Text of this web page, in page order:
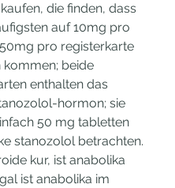
die finden, dass
auf 10mg pro
pro registerkarte
kommen; beide
enthalten das
hormon; sie
50 mg tabletten
stanozolol betrachten.
kur, ist anabolika
ist anabolika im